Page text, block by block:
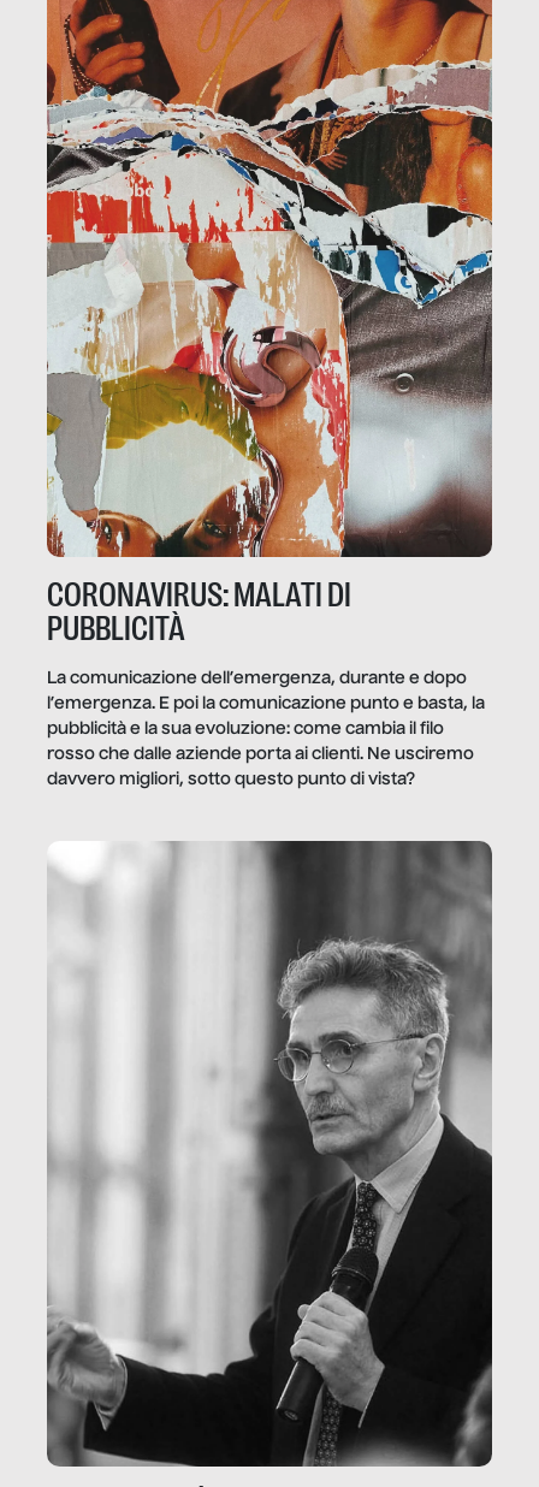
CORONAVIRUS: MALATI DI
PUBBLICITÀ
La comunicazione dell’emergenza, durante e dopo
l’emergenza. E poi la comunicazione punto e basta, la
pubblicità e la sua evoluzione: come cambia il filo
rosso che dalle aziende porta ai clienti. Ne usciremo
davvero migliori, sotto questo punto di vista?